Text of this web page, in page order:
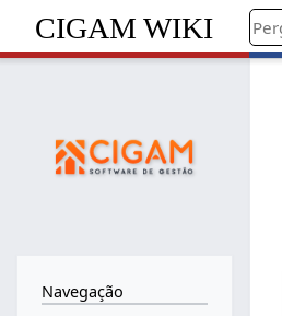
CIGAM WIKI
Navegação